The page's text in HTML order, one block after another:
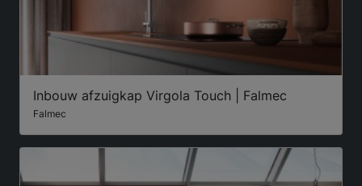
Inbouw afzuigkap Virgola Touch | Falmec
Falmec